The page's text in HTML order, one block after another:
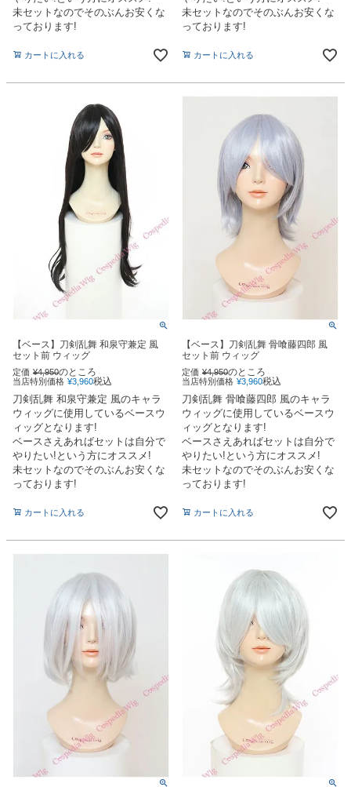
未セットなのでそのぶんお安くな
っております!
カートに入れる
未セットなのでそのぶんお安くな
っております!
カートに入れる
【ベース】刀剣乱舞 和泉守兼定 風
セット前 ウィッグ
定価 ¥4,950のところ
当店特別価格 ¥3,960税込
刀剣乱舞 和泉守兼定 風のキャラ
ウィッグに使用しているベースウ
ィッグとなります!
ベースさえあればセットは自分で
やりたい!という方にオススメ!
未セットなのでそのぶんお安くな
っております!
カートに入れる
【ベース】刀剣乱舞 骨喰藤四郎 風
セット前 ウィッグ
定価 ¥4,950のところ
当店特別価格 ¥3,960税込
刀剣乱舞 骨喰藤四郎 風のキャラ
ウィッグに使用しているベースウ
ィッグとなります!
ベースさえあればセットは自分で
やりたい!という方にオススメ!
未セットなのでそのぶんお安くな
っております!
カートに入れる